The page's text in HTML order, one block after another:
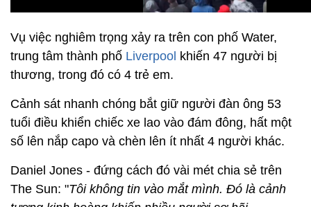
Vụ việc nghiêm trọng xảy ra trên con phố Water,
trung tâm thành phố Liverpool khiến 47 người bị
thương, trong đó có 4 trẻ em.
Cảnh sát nhanh chóng bắt giữ người đàn ông 53
tuổi điều khiển chiếc xe lao vào đám đông, hất một
số lên nắp capo và chèn lên ít nhất 4 người khác.
Daniel Jones - đứng cách đó vài mét chia sẻ trên
The Sun: "Tôi không tin vào mắt mình. Đó là cảnh